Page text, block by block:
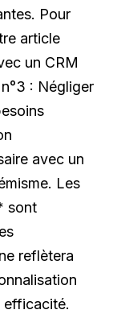
Pour
article
un CRM
: Négliger
avec un
Les
sont
reflètera
efficacité.